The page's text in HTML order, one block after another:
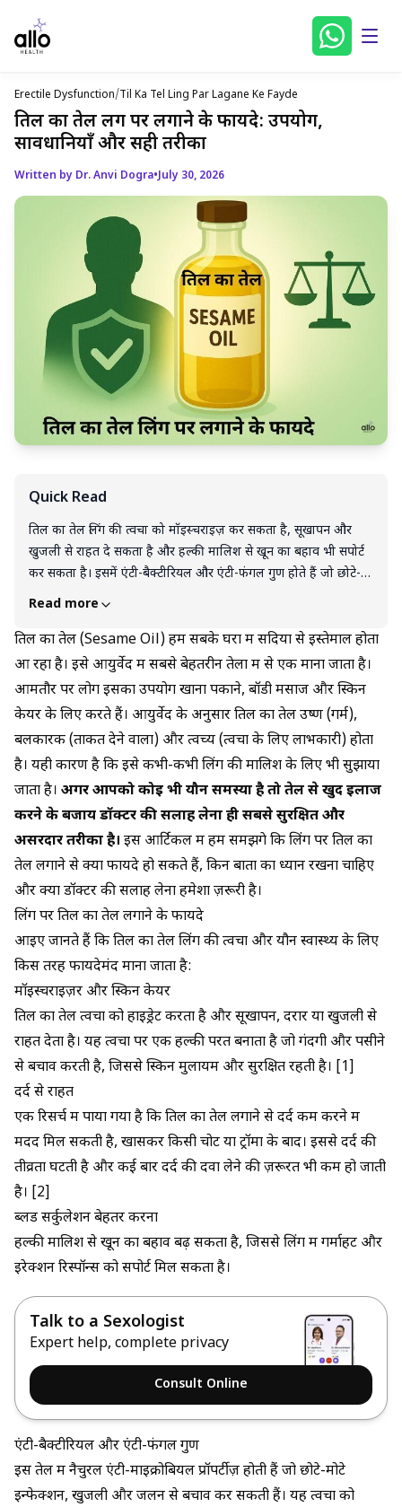
Erectile Dysfunction/Til Ka Tel Ling Par Lagane Ke Fayde
तिल का तेल लिंग पर लगाने के फायदे: उपयोग,
सावधानियाँ और सही तरीका
Written by Dr. Anvi Dogra•July 30, 2026
Quick Read
तिल का तेल लिंग की त्वचा को मॉइस्चराइज़ कर सकता है, सूखापन और
खुजली से राहत दे सकता है और हल्की मालिश से खून का बहाव भी सपोर्ट
कर सकता है। इसमें एंटी-बैक्टीरियल और एंटी-फंगल गुण होते हैं जो छोटे-
मोटे इंफेक्शन से बचा सकते हैं। कुछ लोग इसे यौन स्वास्थ्य ओर लिंग की
इलाज नहीं है। ज़्यादा देर तक या बार-बार मसाज करने से नुकसान भी हो
सकता है और लेटेक्स कंडोम के साथ इसका इस्तेमाल बिल्कुल न करें। अगर
आपको इरेक्शन, जल्दी स्खलन या किसी भी तरह की यौन समस्या है तो
घरेलू उपायों पर भरोसा करने के बजाय डॉक्टर से मिलना ही सबसे सही और
सुरक्षित तरीका है।
Read more
तिल का तेल (Sesame Oil) हम सबके घरों में सदियों से इस्तेमाल होता
आ रहा है। इसे आयुर्वेद में सबसे बेहतरीन तेलों में से एक माना जाता है।
आमतौर पर लोग इसका उपयोग खाना पकाने, बॉडी मसाज और स्किन
केयर के लिए करते हैं। आयुर्वेद के अनुसार तिल का तेल उष्ण (गर्म),
बलकारक (ताकत देने वाला) और त्वच्य (त्वचा के लिए लाभकारी) होता
है। यही कारण है कि इसे कभी-कभी लिंग की मालिश के लिए भी सुझाया
जाता है। अगर आपको कोई भी यौन समस्या है तो तेल से खुद इलाज
करने के बजाय डॉक्टर की सलाह लेना ही सबसे सुरक्षित और
असरदार तरीका है। इस आर्टिकल में हम समझेंगे कि लिंग पर तिल का
तेल लगाने से क्या फायदे हो सकते हैं, किन बातों का ध्यान रखना चाहिए
और क्यों डॉक्टर की सलाह लेना हमेशा ज़रूरी है।
लिंग पर तिल का तेल लगाने के फायदे
आइए जानते हैं कि तिल का तेल लिंग की त्वचा और यौन स्वास्थ्य के लिए
किस तरह फायदेमंद माना जाता है:
मॉइस्चराइज़र और स्किन केयर
तिल का तेल त्वचा को हाइड्रेट करता है और सूखापन, दरार या खुजली से
राहत देता है। यह त्वचा पर एक हल्की परत बनाता है जो गंदगी और पसीने
से बचाव करती है, जिससे स्किन मुलायम और सुरक्षित रहती है। [1]
दर्द से राहत
एक रिसर्च में पाया गया है कि तिल का तेल लगाने से दर्द कम करने में
मदद मिल सकती है, खासकर किसी चोट या ट्रॉमा के बाद। इससे दर्द की
तीव्रता घटती है और कई बार दर्द की दवा लेने की ज़रूरत भी कम हो जाती
है। [2]
ब्लड सर्कुलेशन बेहतर करना
हल्की मालिश से खून का बहाव बढ़ सकता है, जिससे लिंग में गर्माहट और
इरेक्शन रिस्पॉन्स को सपोर्ट मिल सकता है।
Talk to a Sexologist
Expert help, complete privacy
Consult Online
एंटी-बैक्टीरियल और एंटी-फंगल गुण
इस तेल में नैचुरल एंटी-माइक्रोबियल प्रॉपर्टीज़ होती हैं जो छोटे-मोटे
इन्फेक्शन, खुजली और जलन से बचाव कर सकती हैं। यह त्वचा को